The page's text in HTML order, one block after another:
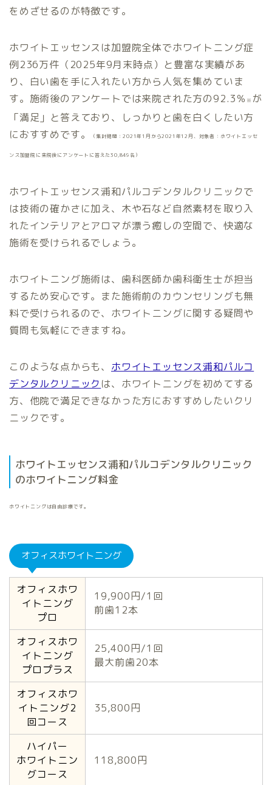
をめざせるのが特徴です。
ホワイトエッセンスは加盟院全体でホワイトニング症
例236万件（2025年9月末時点）と豊富な実績があ
り、白い歯を手に入れたい方から人気を集めていま
す。施術後のアンケートでは来院された方の92.3％ ※ が
「満足」と答えており、しっかりと歯を白くしたい方
におすすめです。
（集計期間：2021年1月から2021年12月、対象者：ホワイトエッセ
ンス加盟院に来院後にアンケートに答えた30,849名）
ホワイトエッセンス浦和パルコデンタルクリニックで
は技術の確かさに加え、木や石など自然素材を取り入
れたインテリアとアロマが漂う癒しの空間で、快適な
施術を受けられるでしょう。
ホワイトニング施術は、歯科医師か歯科衛生士が担当
するため安心です。また施術前のカウンセリングも無
料で受けられるので、ホワイトニングに関する疑問や
質問も気軽にできますね。
このような点からも、 ホワイトエッセンス浦和パルコ
デンタルクリニック は、ホワイトニングを初めてする
方、他院で満足できなかった方におすすめしたいクリ
ニックです。
ホワイトエッセンス浦和パルコデンタルクリニック
のホワイトニング料金
ホワイトニングは自由診療です。
オフィスホワイトニング
オフィスホワ
イトニング
プロ
19,900円/1回
前歯12本
オフィスホワ
イトニング
プロプラス
25,400円/1回
最大前歯20本
オフィスホワ
イトニング2
回コース
35,800円
ハイパー
ホワイトニン
グコース
118,800円